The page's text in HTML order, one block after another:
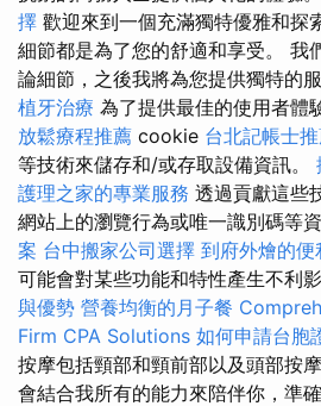
擇 歡迎來到一個充滿獨特優雅和探
細節都是為了您的舒適和享受。 我
論細節，之後我將為您提供獨特的
植牙治療 為了提供最佳的使用者體
放鬆療程推薦 cookie 台北記帳士
等技術來儲存和/或存取設備資訊。
護理之家的專業服務 透過貢獻這些
網站上的瀏覽行為或唯一識別碼等
案 台中搬家公司選擇 到府外燴的便
可能會對某些功能和特性產生不利
與優勢 營養均衡的月子餐
Firm CPA Solutions 如何申請台胞
按摩包括頸部和頸前部以及頭部按
會結合我所有的能力來陪伴你，準